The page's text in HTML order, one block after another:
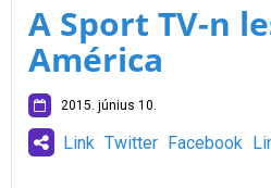
A Sport TV-n
América
2015. június 10.
Link Twitter Facebook